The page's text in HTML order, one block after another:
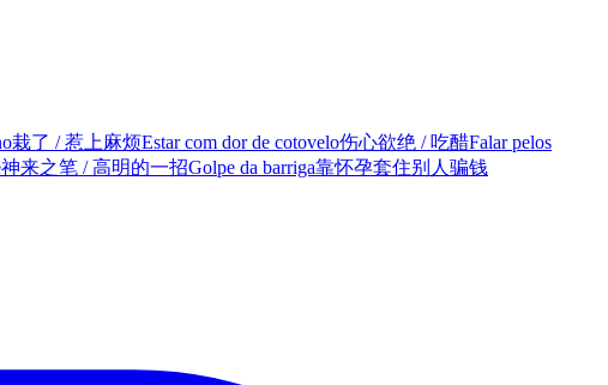
栽了 / 惹上麻烦Estar com dor de cotovelo伤心欲绝 / 吃醋Falar pelos
神来之笔 / 高明的一招Golpe da barriga靠怀孕套住别人骗钱